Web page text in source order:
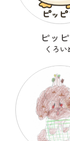
ピッ
くろい